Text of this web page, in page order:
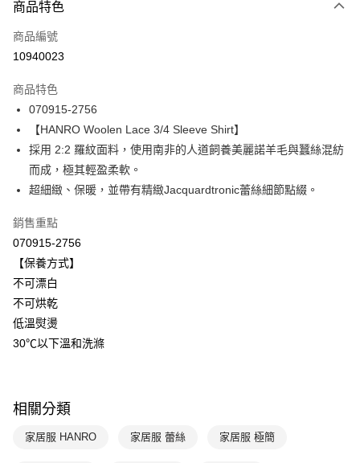
信用卡一次付款
信用卡分期付款
合作金庫商業銀行
華南商業銀行
上海商業儲蓄銀行
台北富邦商業銀行
國泰世華商業銀行
兆豐國際商業銀行
臺灣中小企業銀行
匯豐（台灣）商業銀行
華泰商業銀行
聯邦商業銀行
遠東國際商業銀行
元大商業銀行
台新國際商業銀行
台灣樂天信用卡公司
Apple Pay
悠遊付
全盈+PAY
ATM付款
運送方式
付款後全家取貨$888免運-以PackAge+配客嘉循環箱包裝寄出
每筆NT$90，滿NT$888(含以上)免運費
付款後萊爾富取貨
每筆NT$90，滿NT$1,000(含以上)免運費
宅配
商品特色
商品編號
10940023
商品特色
070915-2756
【HANRO Woolen Lace 3/4 Sleeve Shirt】
採用 2:2 羅紋面料，使用南非的人道飼養美麗諾羊毛與蠶絲混紡
而成，極其輕盈柔軟。
超細緻、保暖，並帶有精緻Jacquardtronic蕾絲細節點綴。
銷售重點
070915-2756
【保養方式】
不可漂白
不可烘乾
低溫熨燙
30℃以下溫和洗滌
相關分類
家居服 HANRO 家居服 蕾絲 家居服 極簡